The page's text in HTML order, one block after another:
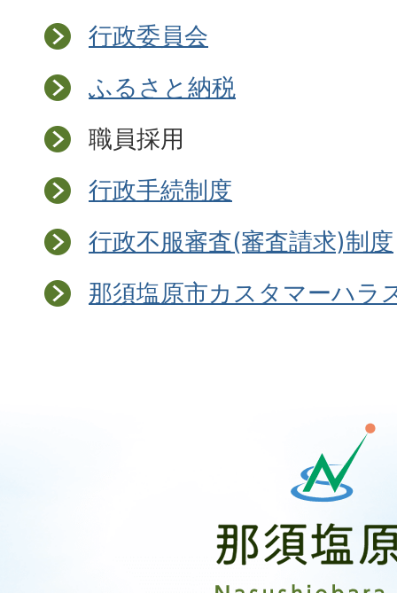
行政委員会
ふるさと納税
職員採用
行政手続制度
行政不服審査(審査請求)制度
那須塩原市カスタマーハラ
原
市